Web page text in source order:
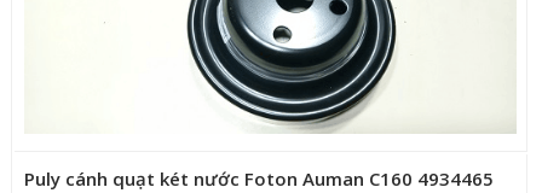
Puly cánh quạt két nước Foton Auman C160 4934465